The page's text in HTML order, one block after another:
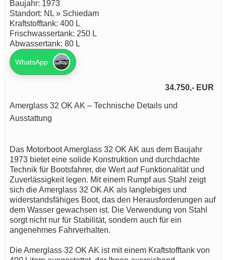
Baujahr: 1973
Standort: NL » Schiedam
Kraftstofftank: 400 L
Frischwassertank: 250 L
Abwassertank: 80 L
WhatsApp
34.750,- EUR
Amerglass 32 OK AK – Technische Details und
Ausstattung
Das Motorboot Amerglass 32 OK AK aus dem Baujahr
1973 bietet eine solide Konstruktion und durchdachte
Technik für Bootsfahrer, die Wert auf Funktionalität und
Zuverlässigkeit legen. Mit einem Rumpf aus Stahl zeigt
sich die Amerglass 32 OK AK als langlebiges und
widerstandsfähiges Boot, das den Herausforderungen auf
dem Wasser gewachsen ist. Die Verwendung von Stahl
sorgt nicht nur für Stabilität, sondern auch für ein
angenehmes Fahrverhalten.
Die Amerglass 32 OK AK ist mit einem Kraftstofftank von